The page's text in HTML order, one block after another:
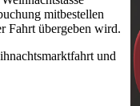
mitbestellen
Fahrt übergeben wird.
und